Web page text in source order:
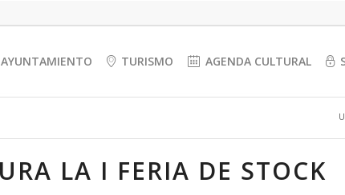
TURISMO AGENDA CULTURAL
LA I FERIA DE STOCK